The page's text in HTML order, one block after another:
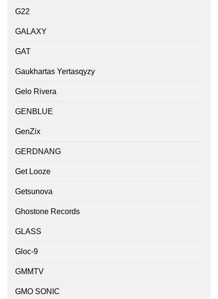
G22
GALAXY
GAT
Gaukhartas Yertasqyzy
Gelo Rivera
GENBLUE
GenZix
GERDNANG
Get Looze
Getsunova
Ghostone Records
GLASS
Gloc-9
GMMTV
GMO SONIC